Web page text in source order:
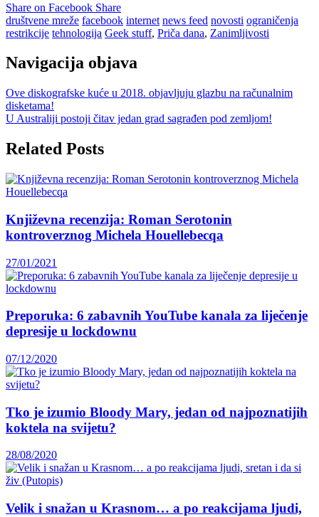
Share on Facebook Share
društvene mreže facebook internet news feed novosti ograničenja
restrikcije tehnologija Geek stuff, Priča dana, Zanimljivosti
Navigacija objava
Ove diskografske kuće u 2018. objavljuju glazbu na računalnim
disketama!
U Australiji postoji čitav jedan grad sagrađen pod zemljom!
Related Posts
Književna recenzija: Roman Serotonin
kontroverznog Michela Houellebecqa
27/01/2021
Preporuka: 6 zabavnih YouTube kanala za liječenje
depresije u lockdownu
07/12/2020
Tko je izumio Bloody Mary, jedan od najpoznatijih
koktela na svijetu?
28/08/2020
Velik i snažan u Krasnom… a po reakcijama ljudi,